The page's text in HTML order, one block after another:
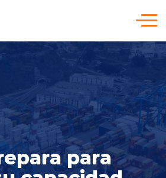
Estratégica
para